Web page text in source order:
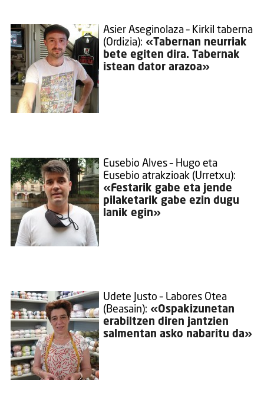
Asier Aseginolaza – Kirkil taberna
(Ordizia): «Tabernan neurriak
bete egiten dira. Tabernak
istean dator arazoa»
Eusebio Alves – Hugo eta
Eusebio atrakzioak (Urretxu):
«Festarik gabe eta jende
pilaketarik gabe ezin dugu
lanik egin»
Udete Justo – Labores Otea
(Beasain): «Ospakizunetan
erabiltzen diren jantzien
salmentan asko nabaritu da»